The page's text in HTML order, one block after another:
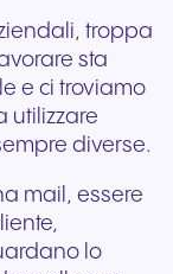
troppa
sta
e ci troviamo
utilizzare
diverse.
mail, essere
lo